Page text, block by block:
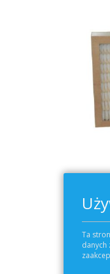
Ta
danych